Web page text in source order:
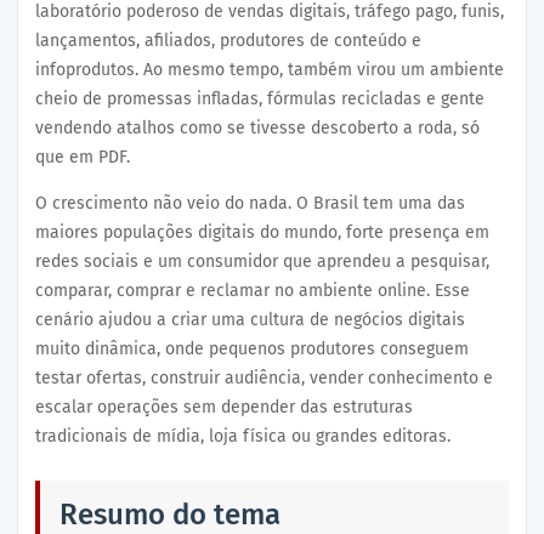
laboratório poderoso de vendas digitais, tráfego pago, funis,
lançamentos, afiliados, produtores de conteúdo e
infoprodutos. Ao mesmo tempo, também virou um ambiente
cheio de promessas infladas, fórmulas recicladas e gente
vendendo atalhos como se tivesse descoberto a roda, só
que em PDF.
O crescimento não veio do nada. O Brasil tem uma das
maiores populações digitais do mundo, forte presença em
redes sociais e um consumidor que aprendeu a pesquisar,
comparar, comprar e reclamar no ambiente online. Esse
cenário ajudou a criar uma cultura de negócios digitais
muito dinâmica, onde pequenos produtores conseguem
testar ofertas, construir audiência, vender conhecimento e
escalar operações sem depender das estruturas
tradicionais de mídia, loja física ou grandes editoras.
Resumo do tema